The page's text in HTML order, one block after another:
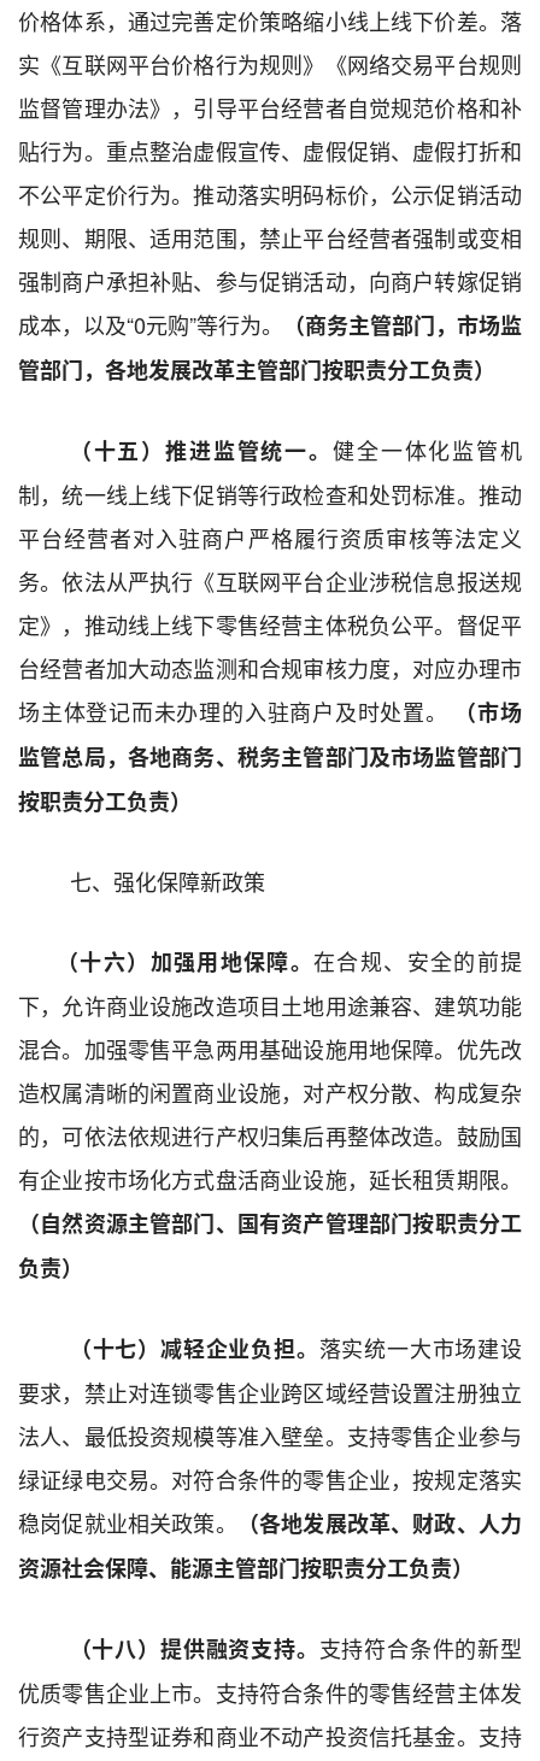
价格体系，通过完善定价策略缩小线上线下价差。落
实 《互联网平台价格行为规则》《网络交易平台规则
监督管理办法》，引导平台经营者自觉规范价格和补
贴行为。重点整治虚假宣传、虚假促销、虚假打折和
不公平定价行为。推动落实明码标价，公示促销活动
规则、期限、适用范围，禁止平台经营者强制或变相
强制商户承担补贴、参与促销活动， 向商户转嫁促销
成本，以及“0元购”等行为。 （商务主管部门， 市场监
管部门，各地发展改革主管部门按职责分工负责）
（十五）推进监管统一。健全一体化监管机
制，统一线上线下促销等行政检查和处罚标准。推动
平台经营者对入驻商户严格履行资质审核等法定义
务。依法从严执行《互联网平台企业涉税信息报送规
定》，推动线上线下零售经营主体税负公平。督促平
台经营者加大动态监测和合规审核力度，对应办理市
场主体登记而未办理的入驻商户及时处置。
（市场
监管总局，各地商务、税务主管部门及市场监管部门
按职责分工负责）
七、 强化保障新政策
（十六）加强用地保障。在合规、 安全的前提
下，允许商业设施改造项目土地用途兼容、建筑功能
混合。加强零售平急两用基础设施用地保障。优先改
造权属清晰的闲置商业设施，对产权分散、构成复杂
的，可依法依规进行产权归集后再整体改造。 鼓励国
有企业按市场化方式盘活商业设施，延长租赁期限。
（自然资源主管部门、 国有资产管理部门按职责分工
负责）
（十七）减轻企业负担。 落实统一大市场建设
要求，禁止对连锁零售企业跨区域经营设置注册独立
法人、最低投资规模等准入壁垒。 支持零售企业参与
绿证绿电交易。 对符合条件的零售企业，按规定落实
稳岗促就业相关政策。 （各地发展改革、 财政、人力
资源社会保障、能源主管部门按职责分工负责）
（十八）提供融资支持。 支持符合条件的新型
优质零售企业上市。 支持符合条件的零售经营主体发
行资产支持型证券和商业不动产投资信托基金。 支持